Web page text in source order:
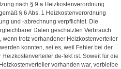
nach § 9 a Heizkostenverordnung
§ 6 Abs. 1 Heizkostenverordnung
und -abrechnung verpflichtet. Die
Daten geschätzten Verbrauch
trotz vorhandener Heizkostenverteiler
konnten, sei es, weil Fehler bei der
de-fekt ist. Soweit für die
vorhanden war, verbleibe